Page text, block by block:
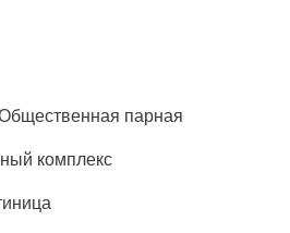
парная
комплекс